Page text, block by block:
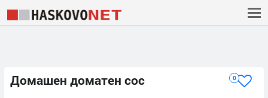
Домашен доматен сос 0